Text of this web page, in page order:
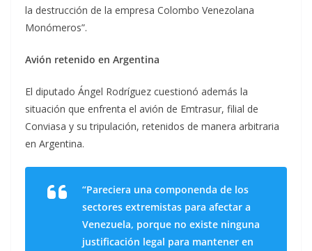
la destrucción de la empresa Colombo Venezolana
Monómeros”.
Avión retenido en Argentina
El diputado Ángel Rodríguez cuestionó además la
situación que enfrenta el avión de Emtrasur, filial de
Conviasa y su tripulación, retenidos de manera arbitraria
en Argentina.
“Pareciera una componenda de los
sectores extremistas para afectar a
Venezuela, porque no existe ninguna
justificación legal para mantener en